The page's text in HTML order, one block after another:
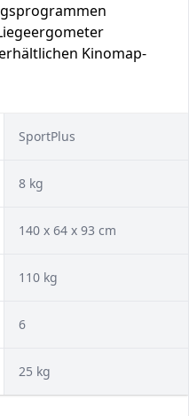
Kinomap-
SportPlus
8 kg
140 x 64 x 93 cm
110 kg
6
25 kg